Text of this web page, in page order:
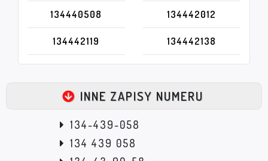
134440508 134442012
134442119 134442138
INNE ZAPISY NUMERU
134-439-058
134 439 058